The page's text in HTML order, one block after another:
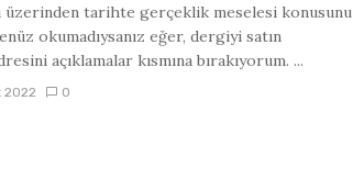
üzerinden tarihte gerçeklik meselesi konusunu
okumadıysanız eğer, dergiyi satın
açıklamalar kısmına bırakıyorum. ...
2022 0